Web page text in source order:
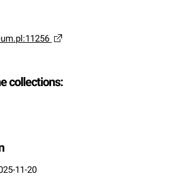
collections:
11-20